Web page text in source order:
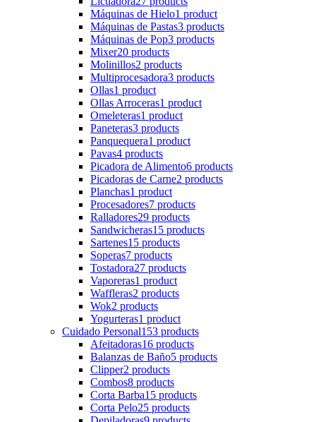
Máquinas de Hielo1 product
Máquinas de Pastas3 products
Máquinas de Pop3 products
Mixer20 products
Molinillos2 products
Multiprocesadora3 products
Ollas1 product
Ollas Arroceras1 product
Omeleteras1 product
Paneteras3 products
Panquequera1 product
Pavas4 products
Picadora de Alimento6 products
Picadoras de Carne2 products
Planchas1 product
Procesadores7 products
Ralladores29 products
Sandwicheras15 products
Sartenes15 products
Soperas7 products
Tostadora27 products
Vaporeras1 product
Waffleras2 products
Wok2 products
Yogurteras1 product
Cuidado Personal153 products
Afeitadoras16 products
Balanzas de Baño5 products
Clipper2 products
Combos8 products
Corta Barba15 products
Corta Pelo25 products